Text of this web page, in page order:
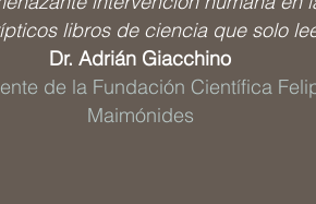
libros de ciencia que solo
Dr. Adrián Giacchino
de la Fundación Científica
Maimónides